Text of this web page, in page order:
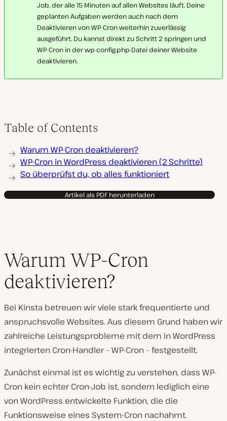
Job, der alle 15 Minuten auf allen Websites läuft. Deine
geplanten Aufgaben werden auch nach dem
Deaktivieren von WP-Cron weiterhin zuverlässig
ausgeführt. Du kannst direkt zu Schritt 2 springen und
WP-Cron in der wp-config.php-Datei deiner Website
deaktivieren.
Table of Contents
Warum WP-Cron deaktivieren?
WP-Cron in WordPress deaktivieren (2 Schritte)
So überprüfst du, ob alles funktioniert
Artikel als PDF herunterladen
Warum WP-Cron
deaktivieren?
Bei Kinsta betreuen wir viele stark frequentierte und
anspruchsvolle Websites. Aus diesem Grund haben wir
zahlreiche Leistungsprobleme mit dem in WordPress
integrierten Cron-Handler – WP-Cron – festgestellt.
Zunächst einmal ist es wichtig zu verstehen, dass WP-
Cron kein echter Cron-Job ist, sondern lediglich eine
von WordPress entwickelte Funktion, die die
Funktionsweise eines System-Cron nachahmt.